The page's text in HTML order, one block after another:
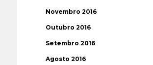
Novembro 2016
Outubro 2016
Setembro 2016
Agosto 2016